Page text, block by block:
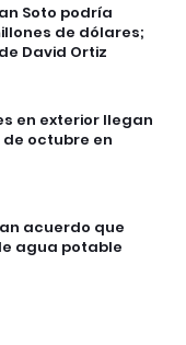
Soto podría
de dólares;
David Ortiz
en exterior llegan
octubre en
acuerdo que
agua potable